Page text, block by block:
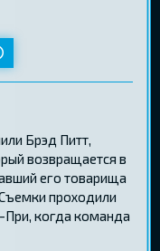
Брэд Питт,
возвращается в
его товарища
проходили
При, когда команда